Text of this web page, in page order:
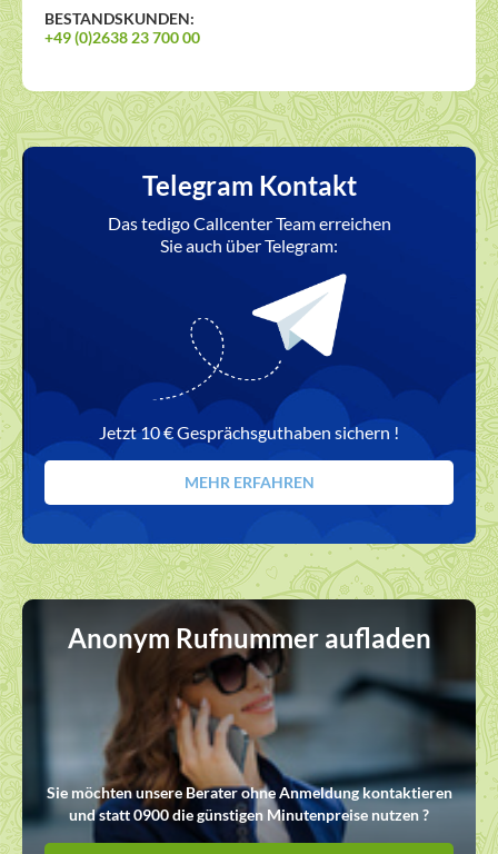
BESTANDSKUNDEN:
+49 (0)2638 23 700 00
Telegram Kontakt
Das tedigo Callcenter Team erreichen
Sie auch über Telegram:
Jetzt 10 € Gesprächsguthaben sichern !
MEHR ERFAHREN
Anonym Rufnummer aufladen
Sie möchten unsere Berater ohne Anmeldung kontaktieren
und statt 0900 die günstigen Minutenpreise nutzen ?